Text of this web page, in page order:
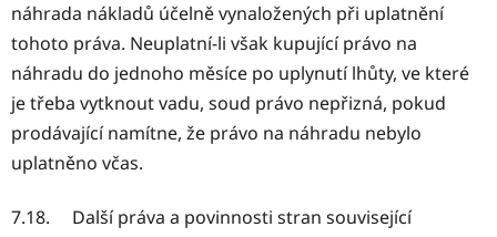
náhrada nákladů účelně vynaložených při uplatnění
tohoto práva. Neuplatní-li však kupující právo na
náhradu do jednoho měsíce po uplynutí lhůty, ve které
je třeba vytknout vadu, soud právo nepřizná, pokud
prodávající namítne, že právo na náhradu nebylo
uplatněno včas.
7.18. Další práva a povinnosti stran související